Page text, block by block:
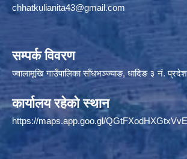
chhatkulianita43@gmail.com
सम्पर्क विवरण
ज्वालामूखि गाउँपालिका साँधभञ्ज्याङ, धादिङ ३ नं.
कार्यालय रहेको स्थान
https://maps.app.goo.gl/